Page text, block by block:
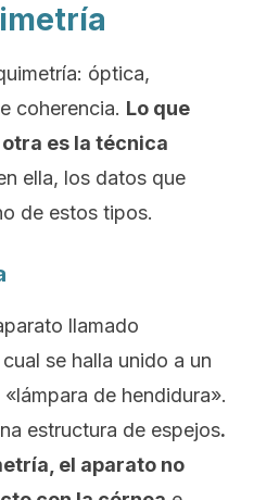
óptica,
coherencia. Lo que
es la técnica
ella, los datos que
de estos tipos.
llamado
se halla unido a un
de hendidura».
estructura de espejos.
el aparato no